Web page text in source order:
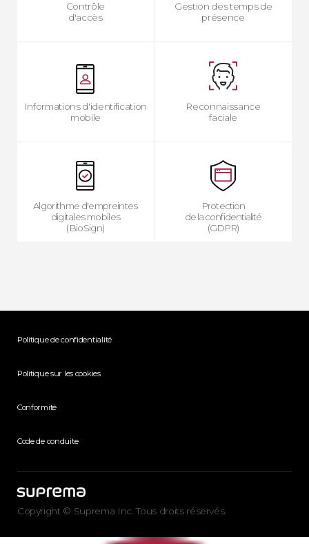
Contrôle
d'accès
Gestion des temps de
présence
Informations d'identification
mobile
Reconnaissance
faciale
Algorithme d'empreintes
digitales mobiles
(BioSign)
Protection
de la confidentialité
(GDPR)
Politique de confidentialité
Politique sur les cookies
Conformité
Code de conduite
Copyright © Suprema Inc. Tous droits réservés.